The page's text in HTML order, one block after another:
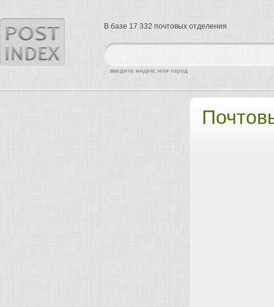
найти
введите индекс или город
В базе 17 332 почтовых отделения